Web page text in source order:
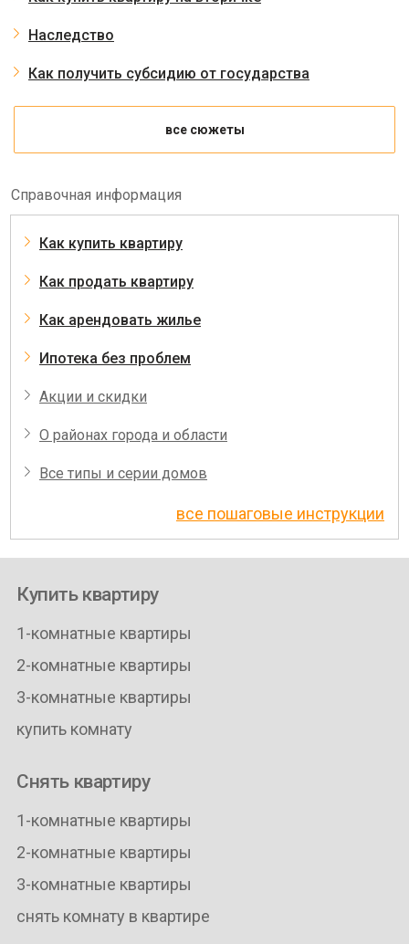
Наследство
Как получить субсидию от государства
все сюжеты
Справочная информация
Как купить квартиру
Как продать квартиру
Как арендовать жилье
Ипотека без проблем
Акции и скидки
О районах города и области
Все типы и серии домов
все пошаговые инструкции
Купить квартиру
1-комнатные квартиры
2-комнатные квартиры
3-комнатные квартиры
купить комнату
Снять квартиру
1-комнатные квартиры
2-комнатные квартиры
3-комнатные квартиры
снять комнату в квартире